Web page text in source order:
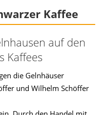
Kaffee
auf den
Kaffees
die Gelnhäuser
und Wilhelm Schöffer